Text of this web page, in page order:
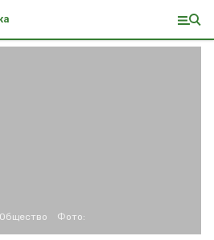
Общество Фото: